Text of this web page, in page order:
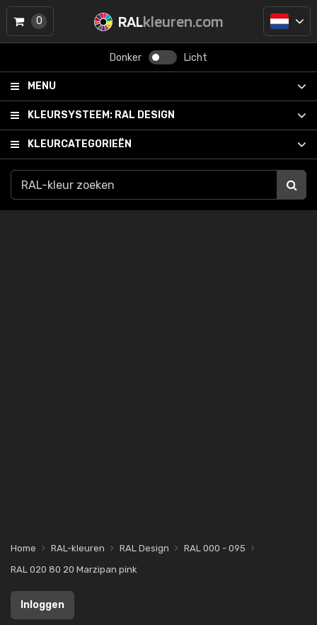
RALkleuren.com
Donker Licht
MENU
KLEURSYSTEEM: RAL DESIGN
KLEURCATEGORIEËN
0
Home RAL-kleuren RAL Design
RAL 000 - 095
RAL 020 80 20 Marzipan pink
Inloggen